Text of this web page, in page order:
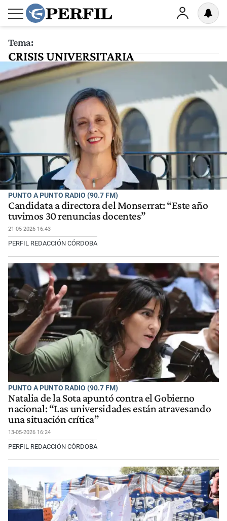
Tema:
CRISIS UNIVERSITARIA
PUNTO A PUNTO RADIO (90.7 FM)
Candidata a directora del Monserrat: “Este año
tuvimos 30 renuncias docentes”
21-05-2026 16:43
PERFIL REDACCIÓN CÓRDOBA
PUNTO A PUNTO RADIO (90.7 FM)
Natalia de la Sota apuntó contra el Gobierno
nacional: “Las universidades están atravesando
una situación crítica”
13-05-2026 16:24
PERFIL REDACCIÓN CÓRDOBA